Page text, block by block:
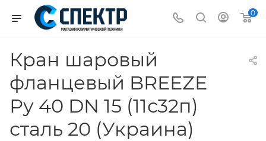
0
Кран шаровый
фланцевый BREEZE
Ру 40 DN 15 (11с32п)
сталь 20 (Украина)